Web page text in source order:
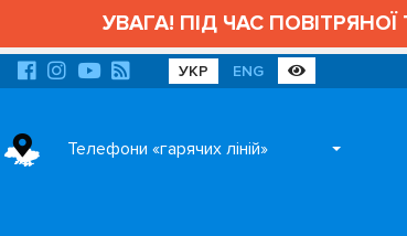
УВАГА! ПІД ЧАС ПОВІТРЯНОЇ
УКР ENG
Телефони «гарячих ліній»